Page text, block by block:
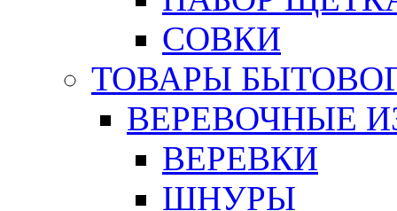
СОВКИ
ТОВАРЫ
ВЕРЕВОЧНЫЕ
ВЕРЕВКИ
ШНУРЫ